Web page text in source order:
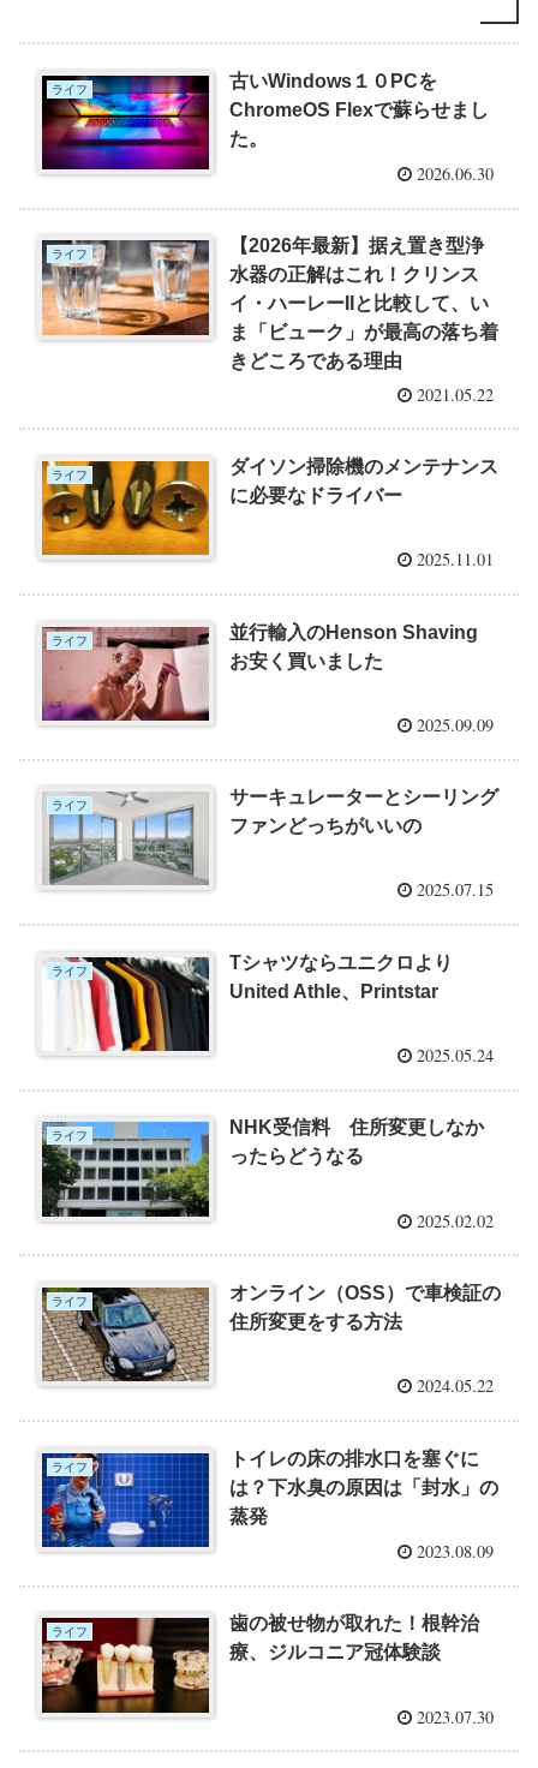
ライフ
古いWindows１０PCを
ChromeOS Flexで蘇らせまし
た。
2026.06.30
ライフ
【2026年最新】据え置き型浄
水器の正解はこれ！クリンス
イ・ハーレーIIと比較して、い
ま「ビューク」が最高の落ち着
きどころである理由
2021.05.22
ライフ
ダイソン掃除機のメンテナンス
に必要なドライバー
2025.11.01
ライフ
並行輸入のHenson Shaving
お安く買いました
2025.09.09
ライフ
サーキュレーターとシーリング
ファンどっちがいいの
2025.07.15
ライフ
Tシャツならユニクロより
United Athle、Printstar
2025.05.24
ライフ
NHK受信料 住所変更しなか
ったらどうなる
2025.02.02
ライフ
オンライン（OSS）で車検証の
住所変更をする方法
2024.05.22
ライフ
トイレの床の排水口を塞ぐに
は？下水臭の原因は「封水」の
蒸発
2023.08.09
ライフ
歯の被せ物が取れた！根幹治
療、ジルコニア冠体験談
2023.07.30